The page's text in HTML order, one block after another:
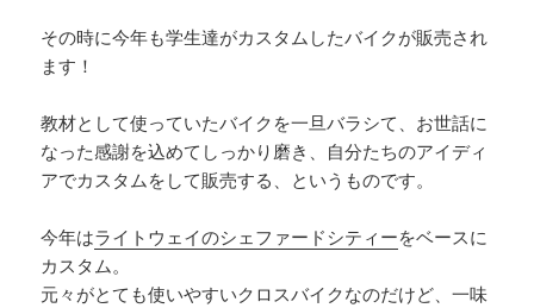
その時に今年も学生達がカスタムしたバイクが販売され
ます！
教材として使っていたバイクを一旦バラシて、お世話に
なった感謝を込めてしっかり磨き、自分たちのアイディ
アでカスタムをして販売する、というものです。
今年はライトウェイのシェファードシティーをベースに
カスタム。
元々がとても使いやすいクロスバイクなのだけど、一味